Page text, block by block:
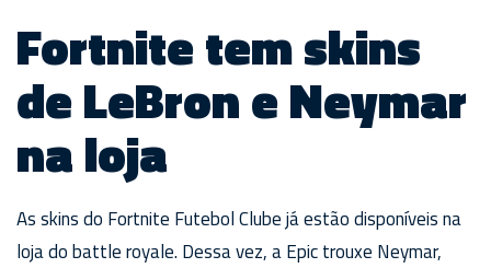
Fortnite tem skins
de LeBron e Neymar
na loja
As skins do Fortnite Futebol Clube já estão disponíveis na
loja do battle royale. Dessa vez, a Epic trouxe Neymar,